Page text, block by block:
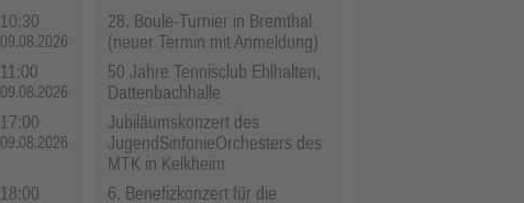
10:30
09.08.2026
28. Boule-Turnier in Bremthal
(neuer Termin mit Anmeldung)
11:00
09.08.2026
50 Jahre Tennisclub Ehlhalten,
Dattenbachhalle
17:00
09.08.2026
Jubiläumskonzert des
JugendSinfonieOrchesters des
MTK in Kelkheim
18:00
6. Benefizkonzert für die